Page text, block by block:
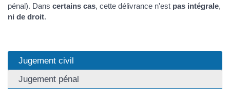
pénal). Dans certains cas, cette délivrance n'est pas intégrale,
ni de droit.
Jugement civil
Jugement pénal